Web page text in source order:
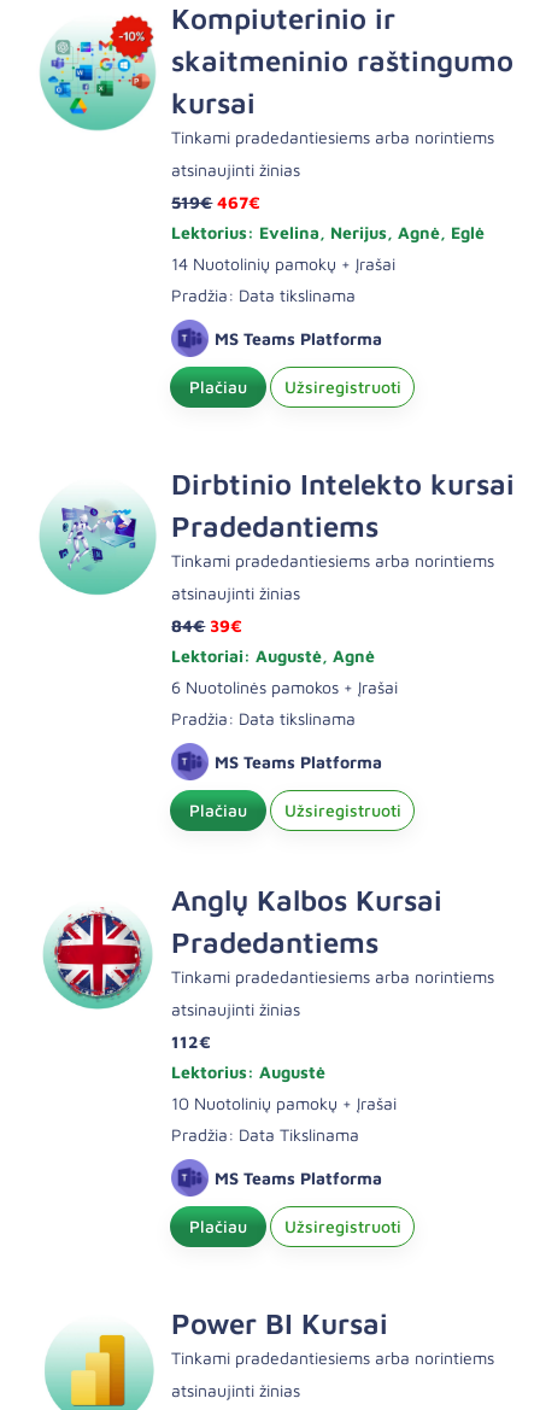
Kompiuterinio ir
skaitmeninio raštingumo
kursai
Tinkami pradedantiesiems arba norintiems
atsinaujinti žinias
519€ 467€
Lektorius: Evelina, Nerijus, Agnė, Eglė
14 Nuotolinių pamokų + Įrašai
Pradžia: Data tikslinama
MS Teams Platforma
Plačiau Užsiregistruoti
Dirbtinio Intelekto kursai
Pradedantiems
Tinkami pradedantiesiems arba norintiems
atsinaujinti žinias
84€ 39€
Lektoriai: Augustė, Agnė
6 Nuotolinės pamokos + Įrašai
Pradžia: Data tikslinama
MS Teams Platforma
Plačiau Užsiregistruoti
Anglų Kalbos Kursai
Pradedantiems
Tinkami pradedantiesiems arba norintiems
atsinaujinti žinias
112€
Lektorius: Augustė
10 Nuotolinių pamokų + Įrašai
Pradžia: Data Tikslinama
MS Teams Platforma
Plačiau Užsiregistruoti
Power BI Kursai
Tinkami pradedantiesiems arba norintiems
atsinaujinti žinias